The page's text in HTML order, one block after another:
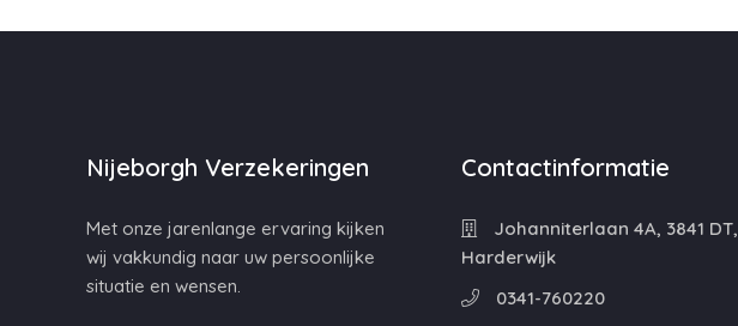
Nijeborgh Verzekeringen
Met onze jarenlange ervaring kijken
wij vakkundig naar uw persoonlijke
situatie en wensen.
Contactinformatie
Johanniterlaan 4A, 3841 DT,
Harderwijk
0341-760220